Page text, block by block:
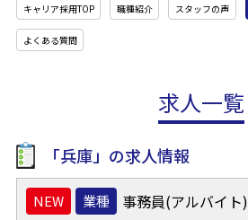
キャリア採用TOP 職種紹介 スタッフの声
よくある質問
求人一覧
「兵庫」の求人情報
業種 事務員(アルバイト)